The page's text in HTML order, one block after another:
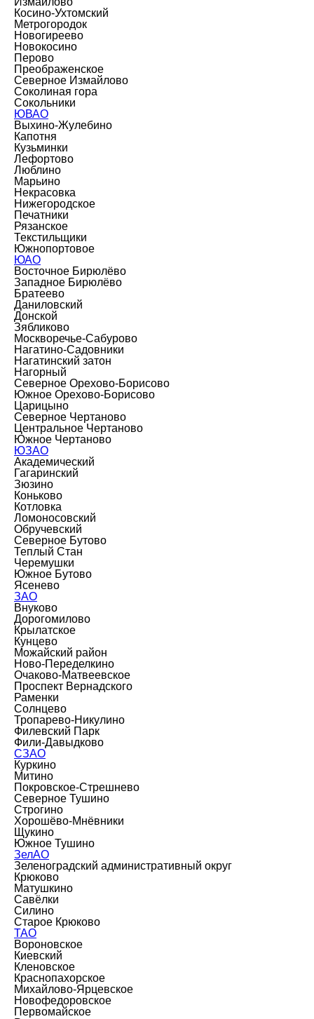
Косино-Ухтомский
Метрогородок
Новогиреево
Новокосино
Перово
Преображенское
Северное Измайлово
Соколиная гора
Сокольники
ЮВАО
Выхино-Жулебино
Капотня
Кузьминки
Лефортово
Люблино
Марьино
Некрасовка
Нижегородское
Печатники
Рязанское
Текстильщики
Южнопортовое
ЮАО
Восточное Бирюлёво
Западное Бирюлёво
Братеево
Даниловский
Донской
Зябликово
Москворечье-Сабурово
Нагатино-Садовники
Нагатинский затон
Нагорный
Северное Орехово-Борисово
Южное Орехово-Борисово
Царицыно
Северное Чертаново
Центральное Чертаново
Южное Чертаново
ЮЗАО
Академический
Гагаринский
Зюзино
Коньково
Котловка
Ломоносовский
Обручевский
Северное Бутово
Теплый Стан
Черемушки
Южное Бутово
Ясенево
ЗАО
Внуково
Дорогомилово
Крылатское
Кунцево
Можайский район
Ново-Переделкино
Очаково-Матвеевское
Проспект Вернадского
Раменки
Солнцево
Тропарево-Никулино
Филевский Парк
Фили-Давыдково
СЗАО
Куркино
Митино
Покровское-Стрешнево
Северное Тушино
Строгино
Хорошёво-Мнёвники
Щукино
Южное Тушино
ЗелАО
Зеленоградский административный округ
Крюково
Матушкино
Савёлки
Силино
Старое Крюково
ТАО
Вороновское
Киевский
Кленовское
Краснопахорское
Михайлово-Ярцевское
Новофедоровское
Первомайское